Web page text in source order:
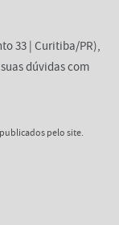
33 | Curitiba/PR),
dúvidas com
pelo site.